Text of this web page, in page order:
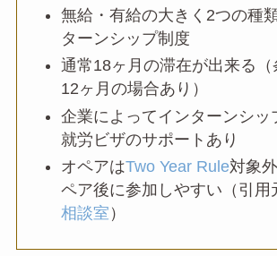
無給・有給の大きく2つの種
ターンシップ制度
通常18ヶ月の滞在が出来る（
12ヶ月の場合あり）
企業によってインターンシッ
就労ビザのサポートあり
オペアはTwo Year Rule対象
ペア後に参加しやすい（引用
相談室 ）